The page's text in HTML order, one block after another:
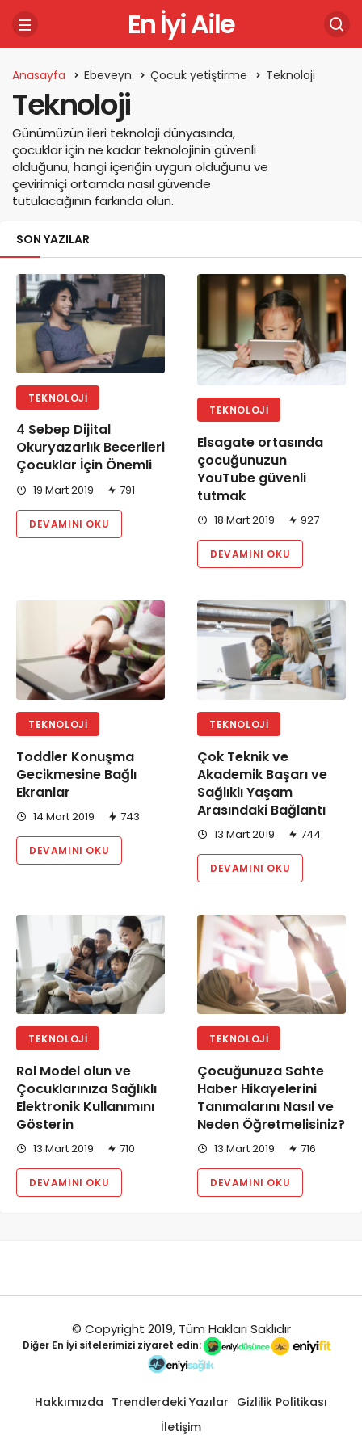
En İyi Aile
Anasayfa Ebeveyn Çocuk yetiştirme Teknoloji
Teknoloji
Günümüzün ileri teknoloji dünyasında,
çocuklar için ne kadar teknolojinin güvenli
olduğunu, hangi içeriğin uygun olduğunu ve
çevirimiçi ortamda nasıl güvende
tutulacağının farkında olun.
SON YAZILAR
TEKNOLOJI
4 Sebep Dijital
Okuryazarlık Becerileri
Çocuklar İçin Önemli
19 Mart 2019 791
DEVAMINI OKU
TEKNOLOJI
Elsagate ortasında
çocuğunuzun
YouTube güvenli
tutmak
18 Mart 2019 927
DEVAMINI OKU
TEKNOLOJI
Toddler Konuşma
Gecikmesine Bağlı
Ekranlar
14 Mart 2019 743
DEVAMINI OKU
TEKNOLOJI
Çok Teknik ve
Akademik Başarı ve
Sağlıklı Yaşam
Arasındaki Bağlantı
13 Mart 2019 744
DEVAMINI OKU
TEKNOLOJI
Rol Model olun ve
Çocuklarınıza Sağlıklı
Elektronik Kullanımını
Gösterin
13 Mart 2019 710
DEVAMINI OKU
TEKNOLOJI
Çocuğunuza Sahte
Haber Hikayelerini
Tanımalarını Nasıl ve
Neden Öğretmelisiniz?
13 Mart 2019 716
DEVAMINI OKU
© Copyright 2019, Tüm Hakları Saklıdır
Diğer En İyi sitelerimizi ziyaret edin:
Hakkımızda Trendlerdeki Yazılar Gizlilik Politikası
İletişim